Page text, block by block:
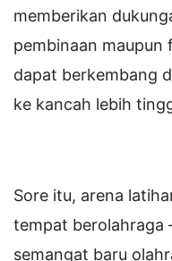
memberikan
pembinaan maupun
dapat berkembang
ke kancah lebih
Sore itu, arena
tempat
semangat baru